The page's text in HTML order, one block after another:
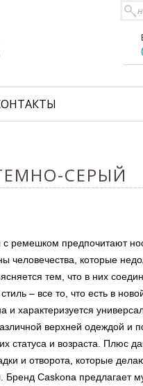
ТЕМНО-СЕРЫЙ
ремешком предпочитают
человечества, которые
тем, что в них
стиль – все то, что есть в
и характеризуется
верхней одеждой и
статуса и возраста. Плюс
и отворота, которые
Бренд Caskona предлагает